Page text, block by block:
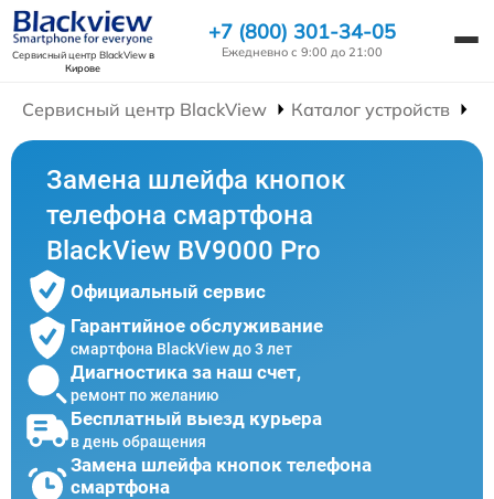
Сервисный центр BlackViewв
Кирове
+7 (800) 301-34-05
Ежедневно с 9:00 до 21:00
Сервисный центр BlackView Каталог устройств
Замена шлейфа кнопок
телефона смартфона
BlackView BV9000 Pro
Официальный сервис
Гарантийное обслуживание
смартфона BlackView до 3 лет
Диагностика за наш счет,
ремонт по желанию
Бесплатный выезд курьера
в день обращения
Замена шлейфа кнопок телефона
смартфона